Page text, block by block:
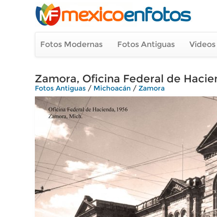
Fotos Modernas Fotos Antiguas
Zamora, Oficina Federal de
Fotos Antiguas / Michoacán / Zamora